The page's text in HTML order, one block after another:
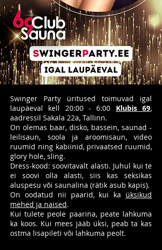
Swinger Party üritused toimuvad igal
laupäeval kell 20:00 - 6:00 Klubis 69,
aadressil Sakala 22a, Tallinn.
On olemas baar, disko, bassein, saunad -
leilisaun, soola ja aroomisaun, video
ruumid ning kabiinid, privaatsed ruumid,
glory hole, sling.
Dress-kood: soovitavalt alasti. Juhul kui te
ei soovi olla alasti, siis kas seksikas
aluspesu või saunalina (rätik asub kapis).
On oodatud nii paarid, kui ka üksikud
mehed ja naised.
Kui tulete peole paarina, peate lahkuma
ka koos. Kui mees jääb üksi, peab ta kas
ostma lisapileti või lahkuma peolt.